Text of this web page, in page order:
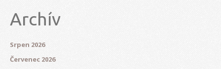
Archív
Srpen 2026
Červenec 2026